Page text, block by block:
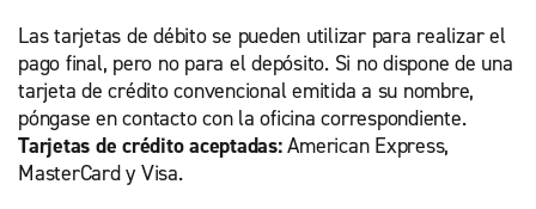
Las tarjetas de débito se pueden utilizar para realizar el
pago final, pero no para el depósito. Si no dispone de una
tarjeta de crédito convencional emitida a su nombre,
póngase en contacto con la oficina correspondiente.
Tarjetas de crédito aceptadas:American Express,
MasterCard y Visa.